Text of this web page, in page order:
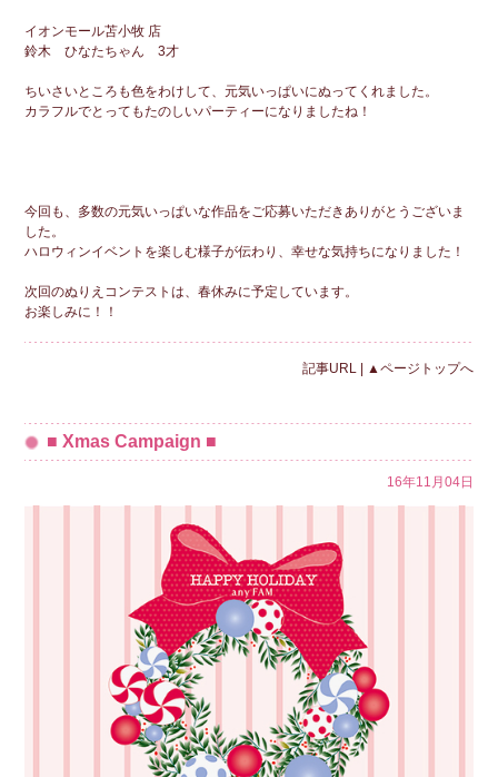
イオンモール苫小牧 店
鈴木 ひなたちゃん 3才
ちいさいところも色をわけして、元気いっぱいにぬってくれました。
カラフルでとってもたのしいパーティーになりましたね！
今回も、多数の元気いっぱいな作品をご応募いただきありがとうございま
した。
ハロウィンイベントを楽しむ様子が伝わり、幸せな気持ちになりました！
次回のぬりえコンテストは、春休みに予定しています。
お楽しみに！！
記事URL| ▲ページトップへ
■ Xmas Campaign ■
16年11月04日